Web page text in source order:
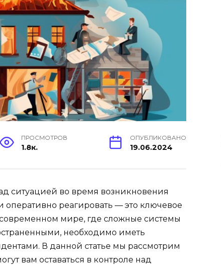
ПРОСМОТРОВ
1.8к.
ОПУБЛИКОВАНО
19.06.2024
ситуацией во время возникновения
реагировать — это ключевое
мире, где сложные системы
необходимо иметь
В данной статье мы рассмотрим
вам оставаться в контроле над